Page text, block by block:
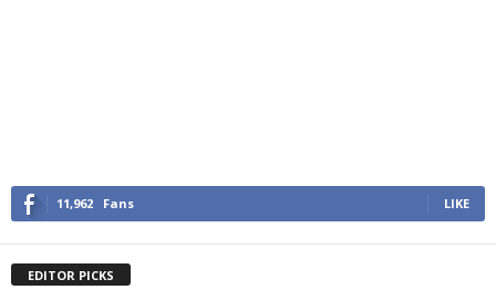
11,962 Fans LIKE
EDITOR PICKS